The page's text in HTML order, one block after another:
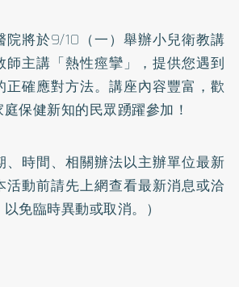
院將於9/10（一）舉辦小兒衛教講
師主講「熱性痙攣」，提供您遇到
正確應對方法。講座內容豐富，歡
保健新知的民眾踴躍參加！
、時間、相關辦法以主辦單位最新
活動前請先上網查看最新消息或洽
免臨時異動或取消。）